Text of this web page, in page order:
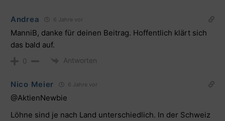
Andrea 6 Jahre vor
ManniB, danke für deinen Beitrag. Hoffentlich klärt sich
das bald auf.
0 Antworten
Nico Meier 6 Jahre vor
@AktienNewbie
Löhne sind je nach Land unterschiedlich. In der Schweiz